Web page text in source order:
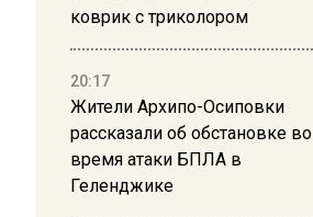
коврик с триколором
20:17
Жители Архипо-Осиповки
рассказали об обстановке во
время атаки БПЛА в
Геленджике